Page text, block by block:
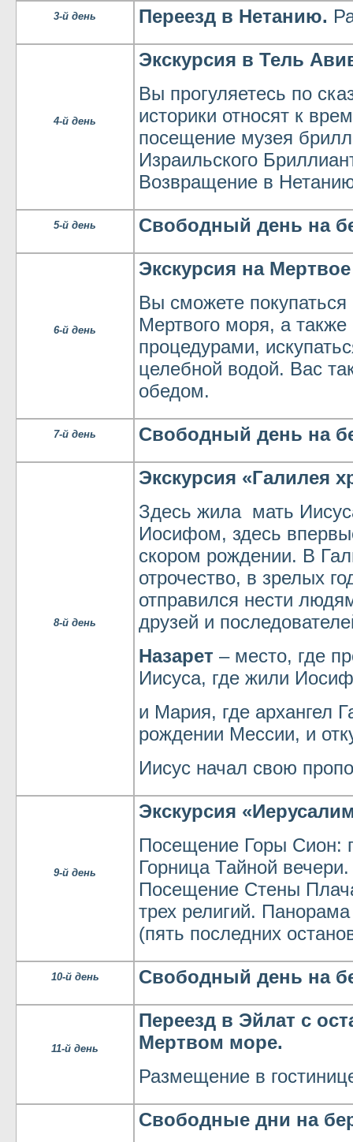
3-й день Переезд в Нетанию.
4-й день
Экскурсия в Тель
Вы прогуляетесь по
историки относят к
посещение музея
Израильского
Возвращение в
5-й день Свободный день на
6-й день
Экскурсия на
Вы сможете
Мертвого моря, а
процедурами,
целебной водой. Вас
обедом.
7-й день Свободный день на
8-й день
Экскурсия «Галилея
Здесь жила мать
Иосифом, здесь
скором рождении. В
отрочество, в зрелых
отправился нести
друзей и
Назарет – место, где
Иисуса, где жили Иосиф
и Мария, где архангел
рождении Мессии, и
Иисус начал свою
9-й день
Экскурсия
Посещение Горы Сион:
Горница Тайной
Посещение Стены
трех религий.
(пять последних
10-й день Свободный день на
11-й день
Переезд в Эйлат с
Мертвом море.
Размещение в
Свободные дни на